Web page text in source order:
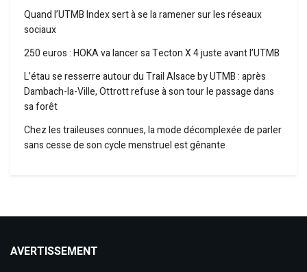
Quand l’UTMB Index sert à se la ramener sur les réseaux
sociaux
250 euros : HOKA va lancer sa Tecton X 4 juste avant l’UTMB
L’étau se resserre autour du Trail Alsace by UTMB : après
Dambach-la-Ville, Ottrott refuse à son tour le passage dans
sa forêt
Chez les traileuses connues, la mode décomplexée de parler
sans cesse de son cycle menstruel est gênante
AVERTISSEMENT